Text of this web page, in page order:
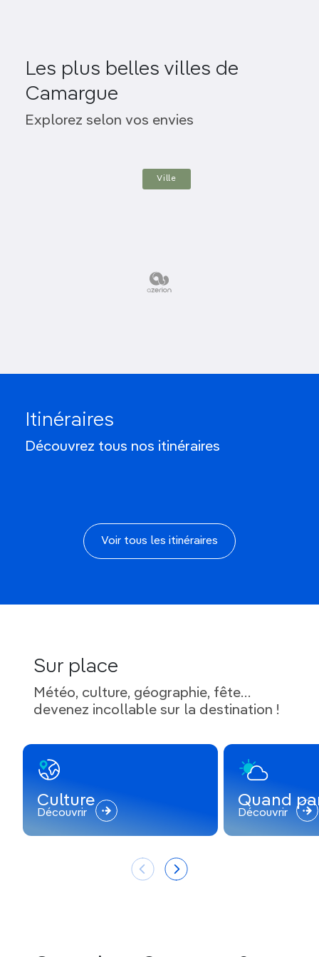
Les plus belles villes de
Camargue
Explorez selon vos envies
Ville
Itinéraires
Découvrez tous nos itinéraires
Visiter la Camargue en 3
Voir tous les itinéraires
Sur place
Météo, culture, géographie, fête…
devenez incollable sur la destination !
Culture
Découvrir
Quand
Découvrir